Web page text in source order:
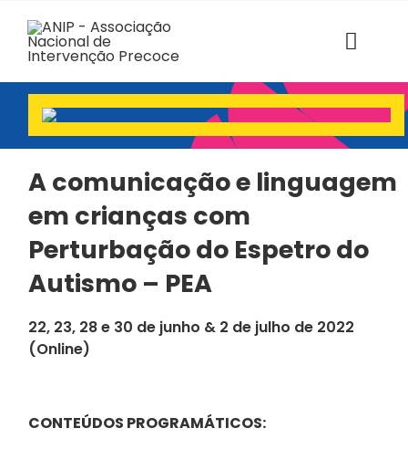
content
ANIP
Estruturas
SABER+ Formação
Notícias
A comunicação e linguagem
em crianças com
Perturbação do Espetro do
Autismo – PEA
22, 23, 28 e 30 de junho & 2 de julho de 2022
(Online)
CONTEÚDOS PROGRAMÁTICOS: